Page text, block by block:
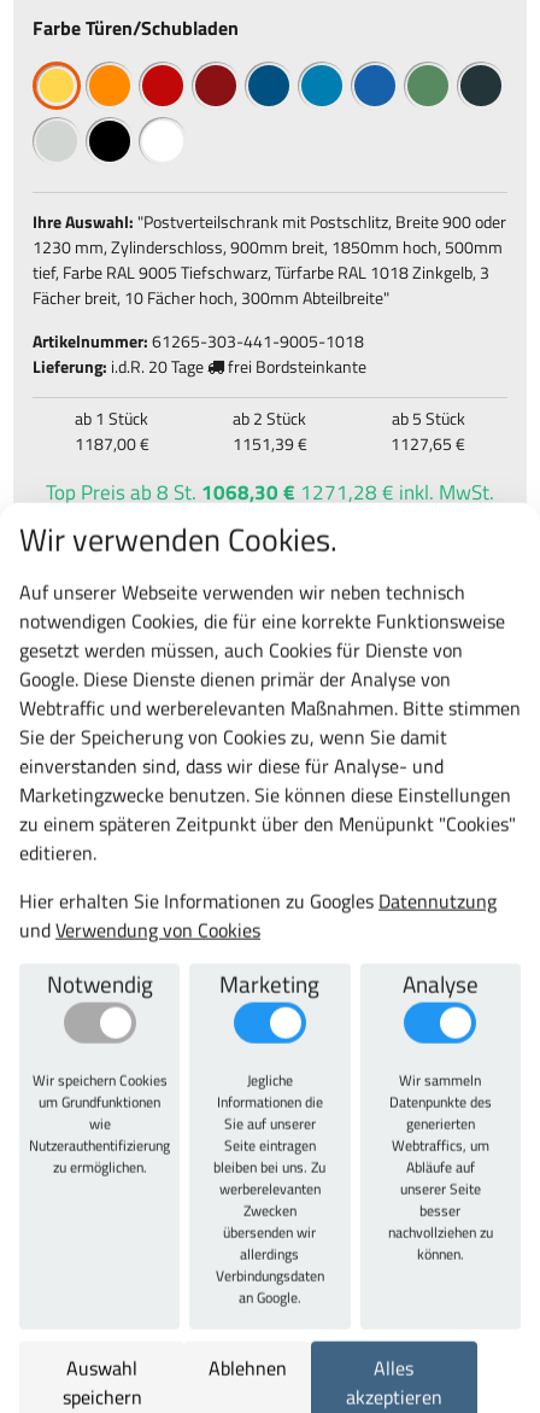
Farbe Türen/Schubladen
Ihre Auswahl: "Postverteilschrank mit Postschlitz, Breite 900 oder
1230 mm, Zylinderschloss, 900mm breit, 1850mm hoch, 500mm
tief, Farbe RAL 9005 Tiefschwarz, Türfarbe RAL 1018 Zinkgelb, 3
Fächer breit, 10 Fächer hoch, 300mm Abteilbreite"
Artikelnummer:61265-303-441-9005-1018
Lieferung: i.d.R. 20 Tage
frei Bordsteinkante
ab 1 Stück
1187,00 €
ab 2 Stück
1151,39 €
ab 5 Stück
1127,65 €
Top Preisab 8 St. 1068,30 € 1271,28 € inkl. MwSt.
1187,00 €
1412,53 € inkl. MwSt.
St.
Frage zu diesem Produkt
vergleichen
Datenblatt
teilen
Artikelbeschreibung
Postverteilschrank mit 10 Fächern je Reihe
übereinander, Schrankhöhe 1850 mm, Fächer mit
Briefschlitz 240 x 20 mm (BxH), lichte Fachgröße 144 x
230 x 472 mm (HxBxT), fest verschweißte und extrem
verwindungssteife Stahlblechkonstruktion,
verletzungssicher durch Mehrfachabkantung, stabiler
Sockel, einschlagende Türen, innenliegend mit ca. 125°
Öffnungswinkel, verschließbar mittels
Zylinderschloss,
incl. 2. Schlüssel (andere Schließsysteme, wie z.B.
Zahlenschloss, auf Anfrage), hochwertige und
umweltschonende Pulverung. Weitere individuelle
Farbkombinationen auf Anfrage. Entwickelt und
produziert ausschließlich "Made in Germany" -10 Jahre
Garantie- TÜV Rheinland zertifiziert.
Wir verwenden Cookies.
Auf unserer Webseite verwenden wir neben technisch
notwendigen Cookies, die für eine korrekte Funktionsweise
gesetzt werden müssen, auch Cookies für Dienste von
Google. Diese Dienste dienen primär der Analyse von
Webtraffic und werberelevanten Maßnahmen. Bitte stimmen
Sie der Speicherung von Cookies zu, wenn Sie damit
einverstanden sind, dass wir diese für Analyse- und
Marketingzwecke benutzen. Sie können diese Einstellungen
zu einem späteren Zeitpunkt über den Menüpunkt "Cookies"
editieren.
Hier erhalten Sie Informationen zu Googles Datennutzung
undVerwendung von Cookies
Notwendig
Wir speichern Cookies
um Grundfunktionen
wie
Nutzerauthentifizierung
zu ermöglichen.
Marketing
Jegliche
Informationen die
Sie auf unserer
Seite eintragen
bleiben bei uns. Zu
werberelevanten
Zwecken
übersenden wir
allerdings
Verbindungsdaten
an Google.
Analyse
Wir sammeln
Datenpunkte des
generierten
Webtraffics, um
Abläufe auf
unserer Seite
besser
nachvollziehen zu
können.
Auswahl
speichern
Ablehnen
Alles
akzeptieren